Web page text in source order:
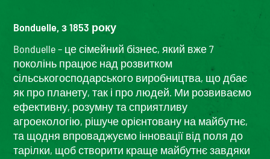
Bonduelle, з 1853 року
Bonduelle – це сімейний бізнес, який вже 7
поколінь працює над розвитком
сільськогосподарського виробництва, що дбає
як про планету, так і про людей. Ми розвиваємо
ефективну, розумну та сприятливу
агроекологію, рішуче орієнтовану на майбутнє,
та щодня впроваджуємо інновації від поля до
тарілки, щоб створити краще майбутнє завдяки